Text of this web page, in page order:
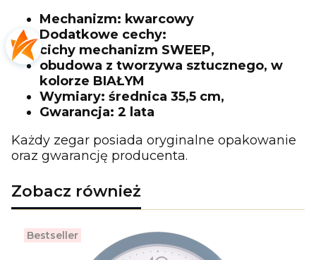
Mechanizm: kwarcowy
Dodatkowe cechy:
cichy mechanizm SWEEP,
obudowa z tworzywa sztucznego, w
kolorze BIAŁYM
Wymiary: średnica 35,5 cm,
Gwarancja: 2 lata
Każdy zegar posiada oryginalne opakowanie
oraz gwarancję producenta.
Zobacz również
Bestseller